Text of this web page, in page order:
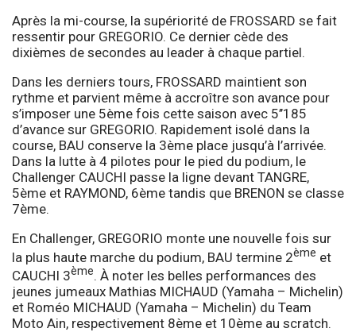
Après la mi-course, la supériorité de FROSSARD se fait
ressentir pour GREGORIO. Ce dernier cède des
dixièmes de secondes au leader à chaque partiel.
Dans les derniers tours, FROSSARD maintient son
rythme et parvient même à accroître son avance pour
s’imposer une 5ème fois cette saison avec 5’’185
d’avance sur GREGORIO. Rapidement isolé dans la
course, BAU conserve la 3ème place jusqu’à l’arrivée.
Dans la lutte à 4 pilotes pour le pied du podium, le
Challenger CAUCHI passe la ligne devant TANGRE,
5ème et RAYMOND, 6ème tandis que BRENON se classe
7ème.
En Challenger, GREGORIO monte une nouvelle fois sur
la plus haute marche du podium, BAU termine 2ème et
CAUCHI 3ème. À noter les belles performances des
jeunes jumeaux Mathias MICHAUD (Yamaha – Michelin)
et Roméo MICHAUD (Yamaha – Michelin) du Team
Moto Ain, respectivement 8ème et 10ème au scratch.